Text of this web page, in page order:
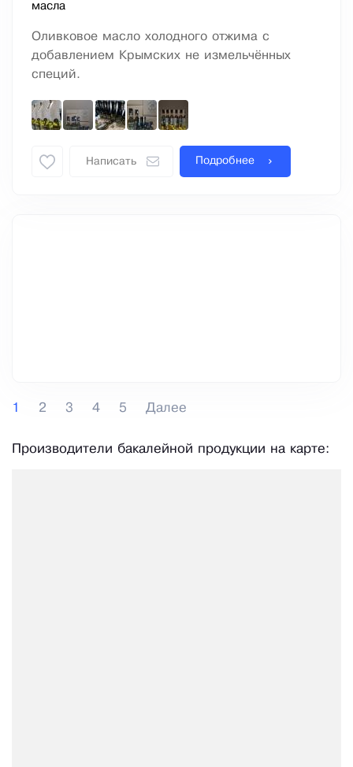
масла
Оливковое масло холодного отжима с
добавлением Крымских не измельчённых
специй.
Написать Подробнее
1 2 3 4 5 Далее
Производители бакалейной продукции на карте: